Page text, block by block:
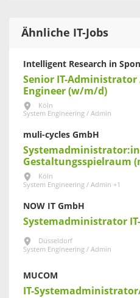
Ähnliche IT-Jobs
Intelligent Research in
Senior IT-Administrator
Engineer (w/m/d)
Köln
System Engineering / Admin
muli-cycles GmbH
Gestaltungsspielraum
Köln
System Engineering / Admin +1
NOW IT GmbH
Systemadministrator
Düsseldorf
System Engineering / Admin
MUCOM
IT-